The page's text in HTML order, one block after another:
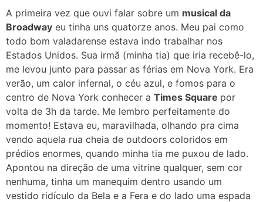
A primeira vez que ouvi falar sobre um musical da
Broadway eu tinha uns quatorze anos. Meu pai como
todo bom valadarense estava indo trabalhar nos
Estados Unidos. Sua irmã (minha tia) que iria recebê-lo,
me levou junto para passar as férias em Nova York. Era
verão, um calor infernal, o céu azul, e fomos para o
centro de Nova York conhecer a Times Square por
volta de 3h da tarde. Me lembro perfeitamente do
momento! Estava eu, maravilhada, olhando pra cima
vendo aquela rua cheia de outdoors coloridos em
prédios enormes, quando minha tia me puxou de lado.
Apontou na direção de uma vitrine qualquer, sem cor
nenhuma, tinha um manequim dentro usando um
vestido ridículo da Bela e a Fera e do lado uma espada